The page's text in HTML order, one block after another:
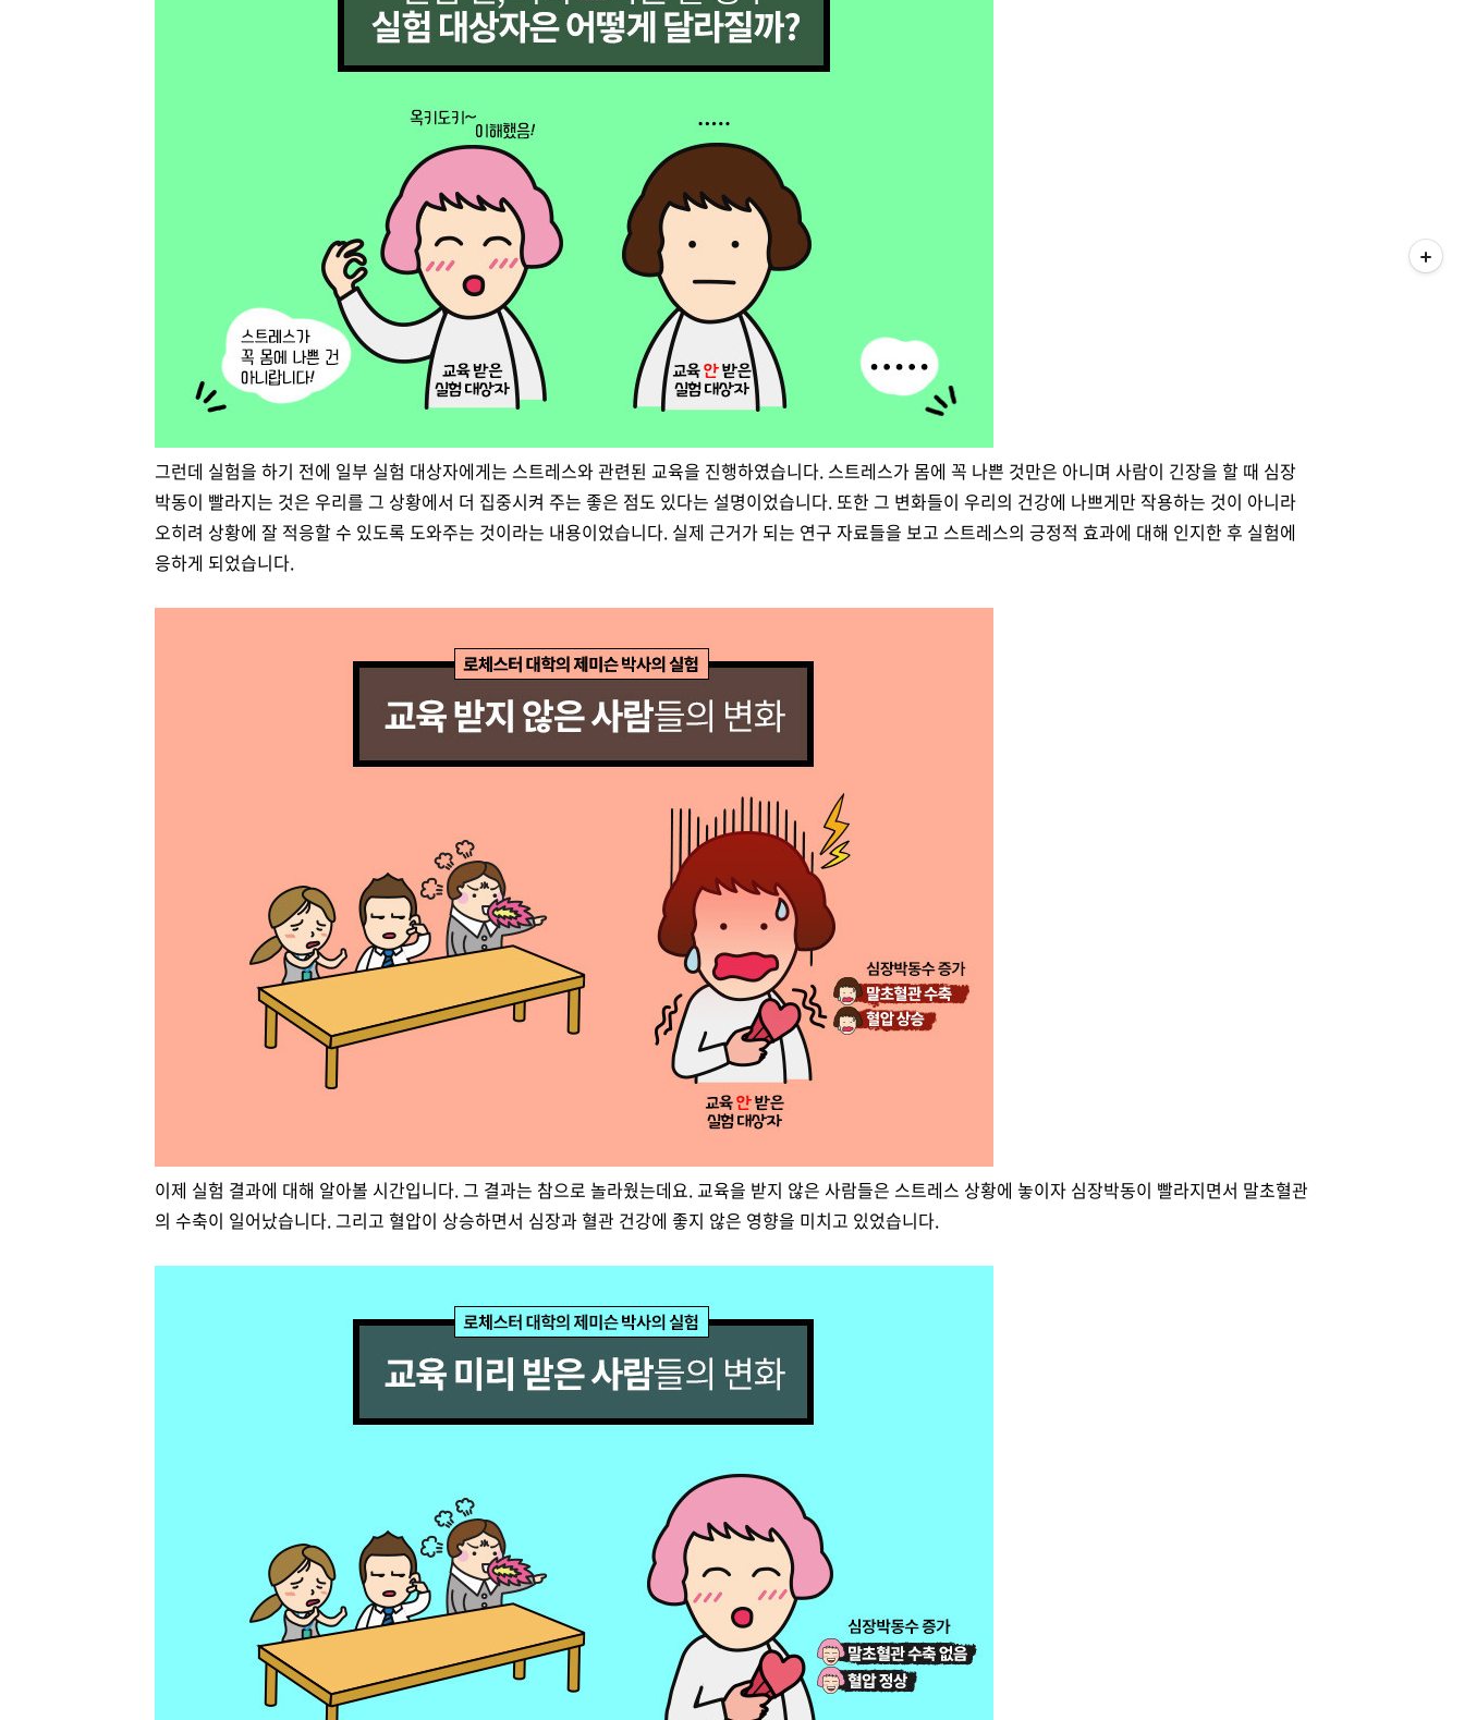
그런데 실험을 하기 전에 일부 실험 대상자에게는 스트레스와 관련된 교육을 진행하였습니다. 스트레스가 몸에 꼭 나쁜 것만은 아니며 사람이 긴장을 할 때 심장
박동이 빨라지는 것은 우리를 그 상황에서 더 집중시켜 주는 좋은 점도 있다는 설명이었습니다. 또한 그 변화들이 우리의 건강에 나쁘게만 작용하는 것이 아니라
오히려 상황에 잘 적응할 수 있도록 도와주는 것이라는 내용이었습니다. 실제 근거가 되는 연구 자료들을 보고 스트레스의 긍정적 효과에 대해 인지한 후 실험에
응하게 되었습니다.
이제 실험 결과에 대해 알아볼 시간입니다. 그 결과는 참으로 놀라웠는데요. 교육을 받지 않은 사람들은 스트레스 상황에 놓이자 심장박동이 빨라지면서 말초혈관
의 수축이 일어났습니다. 그리고 혈압이 상승하면서 심장과 혈관 건강에 좋지 않은 영향을 미치고 있었습니다.